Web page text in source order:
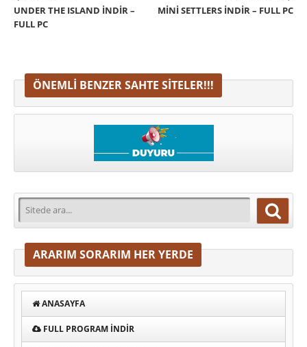
UNDER THE ISLAND İNDIR –
FULL PC
MINI SETTLERS İNDIR – FULL PC
ÖNEMLI BENZER SAHTE SITELER!!!
ARARIM SORARIM HER YERDE
ANASAYFA
FULL PROGRAM INDIR